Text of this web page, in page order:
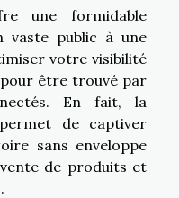
une formidable
vaste public à une
votre visibilité
être trouvé par
En fait, la
de captiver
sans enveloppe
de produits et